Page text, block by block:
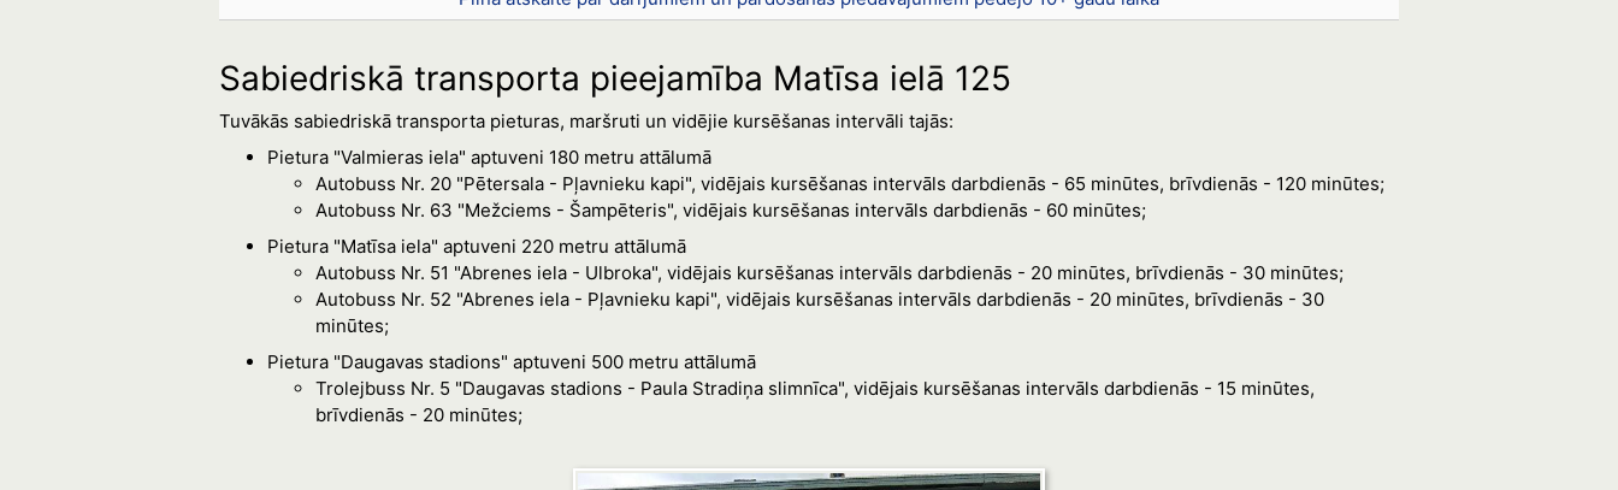
Sabiedriskā transporta pieejamība Matīsa ielā 125
Tuvākās sabiedriskā transporta pieturas, maršruti un vidējie kursēšanas intervāli tajās:
Pietura "Valmieras iela" aptuveni 180 metru attālumā
Autobuss Nr. 20 "Pētersala - Pļavnieku kapi", vidējais kursēšanas intervāls darbdienās - 65 minūtes, brīvdienās - 120 minūtes;
Autobuss Nr. 63 "Mežciems - Šampēteris", vidējais kursēšanas intervāls darbdienās - 60 minūtes;
Pietura "Matīsa iela" aptuveni 220 metru attālumā
Autobuss Nr. 51 "Abrenes iela - Ulbroka", vidējais kursēšanas intervāls darbdienās - 20 minūtes, brīvdienās - 30 minūtes;
Autobuss Nr. 52 "Abrenes iela - Pļavnieku kapi", vidējais kursēšanas intervāls darbdienās - 20 minūtes, brīvdienās - 30
minūtes;
Pietura "Daugavas stadions" aptuveni 500 metru attālumā
Trolejbuss Nr. 5 "Daugavas stadions - Paula Stradiņa slimnīca", vidējais kursēšanas intervāls darbdienās - 15 minūtes,
brīvdienās - 20 minūtes;